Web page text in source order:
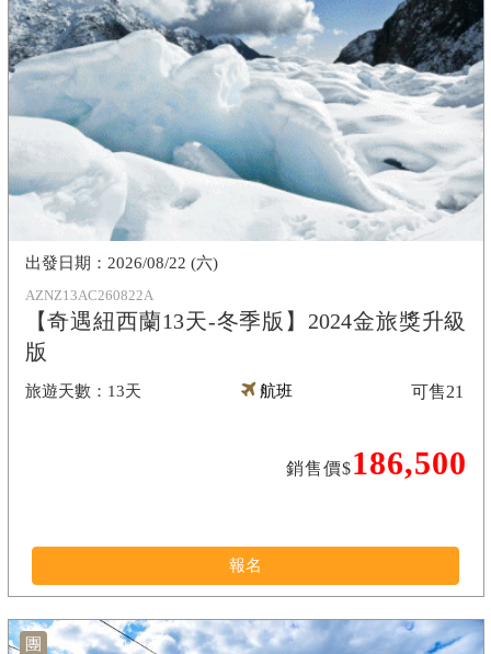
AZNZ13AC260822A
【奇遇紐西蘭13天-冬季版】2024金旅獎升級
版
13天
2026/08/22 (六)
航班
銷售價$186,500
可售21
報名
團